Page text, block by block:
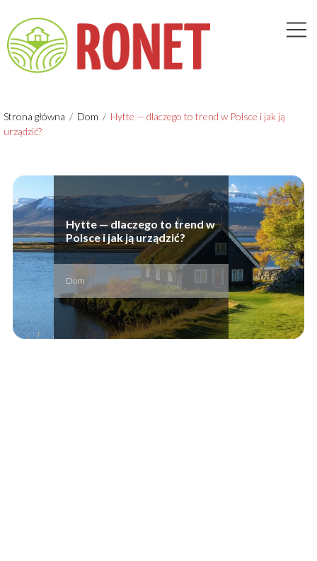
Strona główna / Dom / Hytte — dlaczego to trend w Polsce i jak ją
urządzić?
Hytte — dlaczego to trend w
Polsce i jak ją urządzić?
Dom